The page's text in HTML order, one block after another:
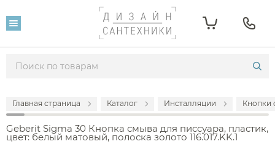
Главная страница Каталог Инсталляции Кнопки
Geberit Sigma 30 Кнопка смыва для писсуара, пластик,
цвет: белый матовый, полоска золото 116.017.KK.1